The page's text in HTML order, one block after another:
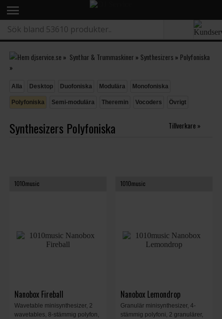
menu
» Synthar & Trummaskiner» Synthesizers » Polyfoniska
»
Alla Desktop Duofoniska Modulära Monofoniska
Polyfoniska Semi-modulära Theremin Vocoders Övrigt
Synthesizers Polyfoniska Tillverkare »
1010music
Nanobox Fireball
Wavetable minisynthesizer, 2
wavetables, 8-stämmig polyfon,
1010music
Nanobox Lemondrop
Granulär minisynthesizer, 4-
stämmig polyfoni, 2 granulärer,